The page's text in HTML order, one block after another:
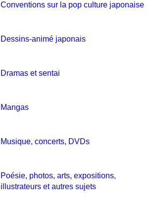
Conventions sur la pop culture japonaise
Dessins-animé japonais
Dramas et sentai
Mangas
Musique, concerts, DVDs
Poésie, photos, arts, expositions,
illustrateurs et autres sujets